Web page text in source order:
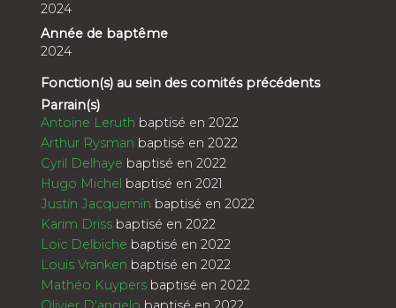
2024
Année de baptême
2024
Fonction(s) au sein des comités précédents
Parrain(s)
Antoine Leruth baptisé en 2022
Arthur Rysman baptisé en 2022
Cyril Delhaye baptisé en 2022
Hugo Michel baptisé en 2021
Justin Jacquemin baptisé en 2022
Karim Driss baptisé en 2022
Loic Delbiche baptisé en 2022
Louis Vranken baptisé en 2022
Mathéo Kuypers baptisé en 2022